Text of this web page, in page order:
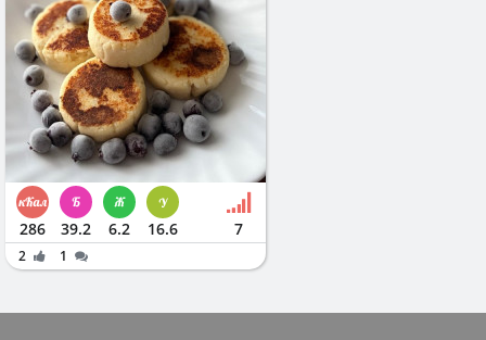
286 39.2 6.2 16.6 7
2 1